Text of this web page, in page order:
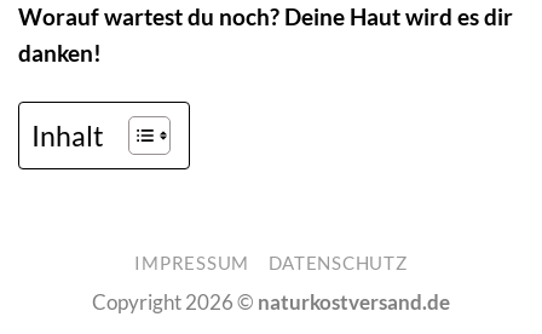
Worauf wartest du noch? Deine Haut wird es dir
danken!
Inhalt
IMPRESSUM DATENSCHUTZ
Copyright 2026 © naturkostversand.de